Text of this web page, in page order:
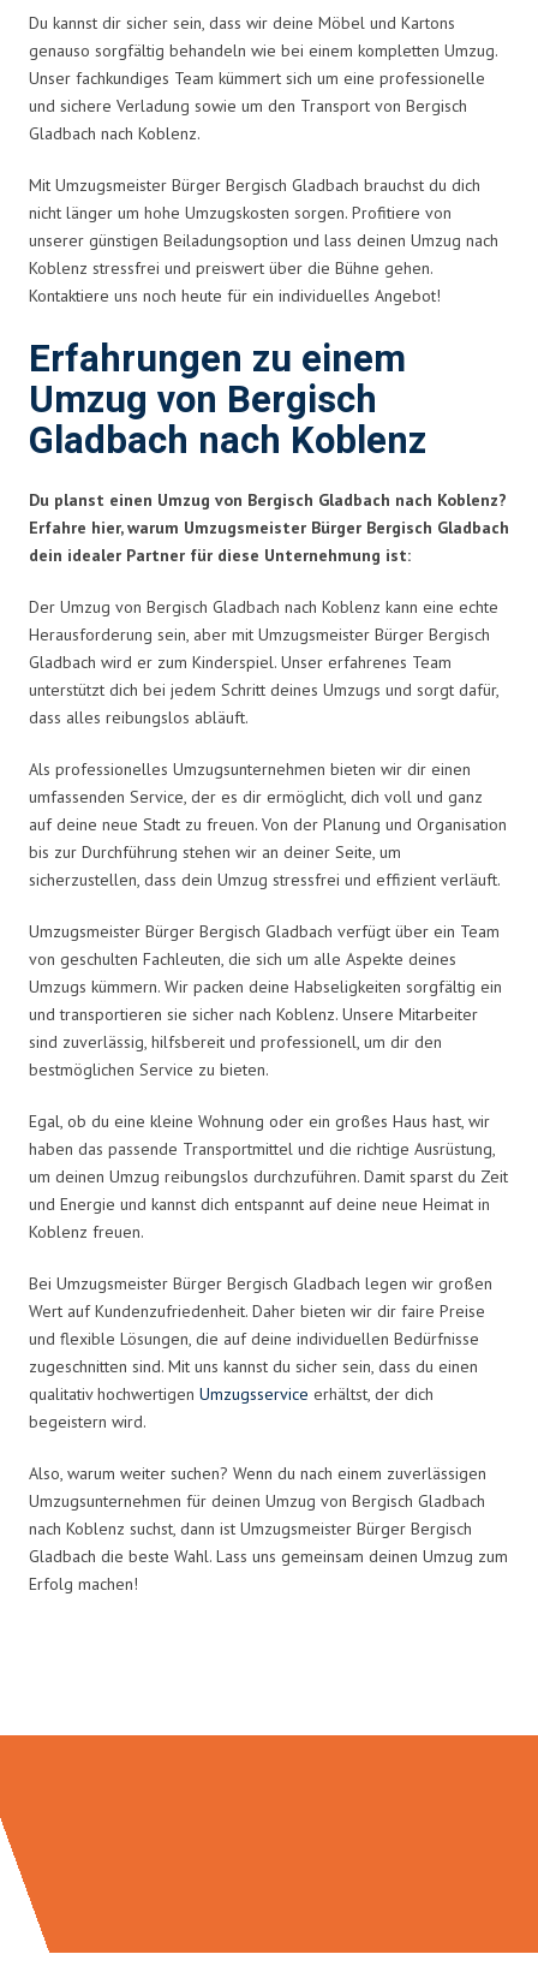
Du kannst dir sicher sein, dass wir deine Möbel und Kartons
genauso sorgfältig behandeln wie bei einem kompletten Umzug.
Unser fachkundiges Team kümmert sich um eine professionelle
und sichere Verladung sowie um den Transport von Bergisch
Gladbach nach Koblenz.
Mit Umzugsmeister Bürger Bergisch Gladbach brauchst du dich
nicht länger um hohe Umzugskosten sorgen. Profitiere von
unserer günstigen Beiladungsoption und lass deinen Umzug nach
Koblenz stressfrei und preiswert über die Bühne gehen.
Kontaktiere uns noch heute für ein individuelles Angebot!
Erfahrungen zu einem
Umzug von Bergisch
Gladbach nach Koblenz
Du planst einen Umzug von Bergisch Gladbach nach Koblenz?
Erfahre hier, warum Umzugsmeister Bürger Bergisch Gladbach
dein idealer Partner für diese Unternehmung ist:
Der Umzug von Bergisch Gladbach nach Koblenz kann eine echte
Herausforderung sein, aber mit Umzugsmeister Bürger Bergisch
Gladbach wird er zum Kinderspiel. Unser erfahrenes Team
unterstützt dich bei jedem Schritt deines Umzugs und sorgt dafür,
dass alles reibungslos abläuft.
Als professionelles Umzugsunternehmen bieten wir dir einen
umfassenden Service, der es dir ermöglicht, dich voll und ganz
auf deine neue Stadt zu freuen. Von der Planung und Organisation
bis zur Durchführung stehen wir an deiner Seite, um
sicherzustellen, dass dein Umzug stressfrei und effizient verläuft.
Umzugsmeister Bürger Bergisch Gladbach verfügt über ein Team
von geschulten Fachleuten, die sich um alle Aspekte deines
Umzugs kümmern. Wir packen deine Habseligkeiten sorgfältig ein
und transportieren sie sicher nach Koblenz. Unsere Mitarbeiter
sind zuverlässig, hilfsbereit und professionell, um dir den
bestmöglichen Service zu bieten.
Egal, ob du eine kleine Wohnung oder ein großes Haus hast, wir
haben das passende Transportmittel und die richtige Ausrüstung,
um deinen Umzug reibungslos durchzuführen. Damit sparst du Zeit
und Energie und kannst dich entspannt auf deine neue Heimat in
Koblenz freuen.
Bei Umzugsmeister Bürger Bergisch Gladbach legen wir großen
Wert auf Kundenzufriedenheit. Daher bieten wir dir faire Preise
und flexible Lösungen, die auf deine individuellen Bedürfnisse
zugeschnitten sind. Mit uns kannst du sicher sein, dass du einen
qualitativ hochwertigen Umzugsservice erhältst, der dich
begeistern wird.
Also, warum weiter suchen? Wenn du nach einem zuverlässigen
Umzugsunternehmen für deinen Umzug von Bergisch Gladbach
nach Koblenz suchst, dann ist Umzugsmeister Bürger Bergisch
Gladbach die beste Wahl. Lass uns gemeinsam deinen Umzug zum
Erfolg machen!